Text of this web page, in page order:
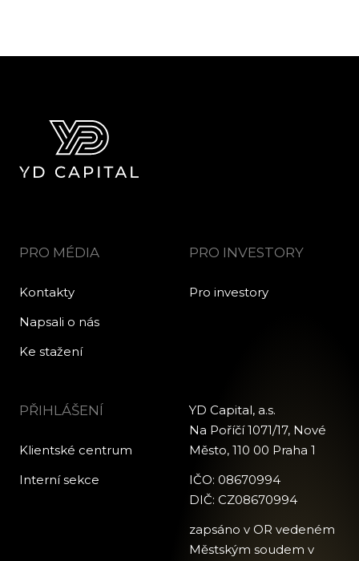
PRO MÉDIA
Kontakty
Napsali o nás
Ke stažení
PRO INVESTORY
Pro investory
PŘIHLÁŠENÍ
Klientské centrum
Interní sekce
YD Capital, a.s.
Na Poříčí 1071/17, Nové
Město, 110 00 Praha 1
IČO: 08670994
DIČ: CZ08670994
zapsáno v OR vedeném
Městským soudem v